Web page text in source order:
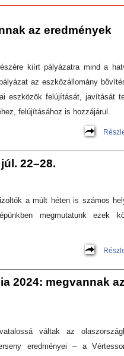
az eredmények
kiírt pályázatra mind a
az eszközállomány
eszközök felújítását, javítását
felújításához is hozzájárul.
22–28.
a múlt héten is számos
megmutatunk ezek
2024: megvannak
váltak az
eredményei – a